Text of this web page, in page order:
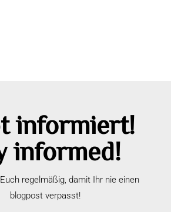
informiert!
informed!
regelmäßig, damit Ihr nie einen
blogpost verpasst!